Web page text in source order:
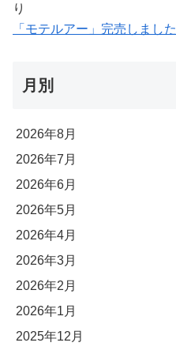
り
「モテルアー」完売しました
月別
2026年8月
2026年7月
2026年6月
2026年5月
2026年4月
2026年3月
2026年2月
2026年1月
2025年12月